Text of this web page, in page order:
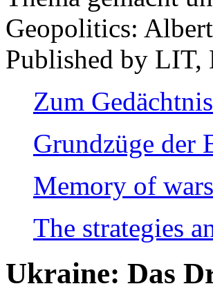
Geopolitics:
Published by
Zum
Grundzüge der
Memory of
The strategies
Ukraine: Das